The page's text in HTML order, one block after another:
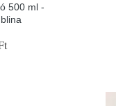
500 ml -